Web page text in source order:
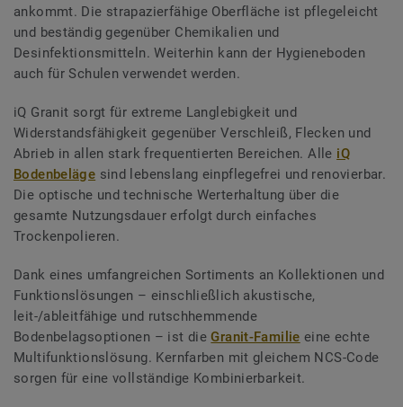
ankommt. Die strapazierfähige Oberfläche ist pflegeleicht
und beständig gegenüber Chemikalien und
Desinfektionsmitteln. Weiterhin kann der Hygieneboden
auch für Schulen verwendet werden.
iQ Granit sorgt für extreme Langlebigkeit und
Widerstandsfähigkeit gegenüber Verschleiß, Flecken und
Abrieb in allen stark frequentierten Bereichen. Alle iQ
Bodenbeläge sind lebenslang einpflegefrei und renovierbar.
Die optische und technische Werterhaltung über die
gesamte Nutzungsdauer erfolgt durch einfaches
Trockenpolieren.
Dank eines umfangreichen Sortiments an Kollektionen und
Funktionslösungen – einschließlich akustische,
leit-/ableitfähige und rutschhemmende
Bodenbelagsoptionen – ist dieGranit-Familie eine echte
Multifunktionslösung. Kernfarben mit gleichem NCS-Code
sorgen für eine vollständige Kombinierbarkeit.